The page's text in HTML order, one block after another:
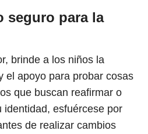
seguro para la
brinde a los niños la
el apoyo para probar cosas
que buscan reafirmar o
identidad, esfuércese por
de realizar cambios